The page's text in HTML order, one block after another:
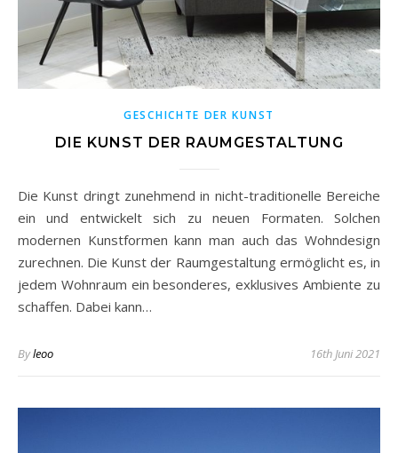
GESCHICHTE DER KUNST
DIE KUNST DER RAUMGESTALTUNG
Die Kunst dringt zunehmend in nicht-traditionelle Bereiche
ein und entwickelt sich zu neuen Formaten. Solchen
modernen Kunstformen kann man auch das Wohndesign
zurechnen. Die Kunst der Raumgestaltung ermöglicht es, in
jedem Wohnraum ein besonderes, exklusives Ambiente zu
schaffen. Dabei kann…
Byleoo 16th Juni 2021